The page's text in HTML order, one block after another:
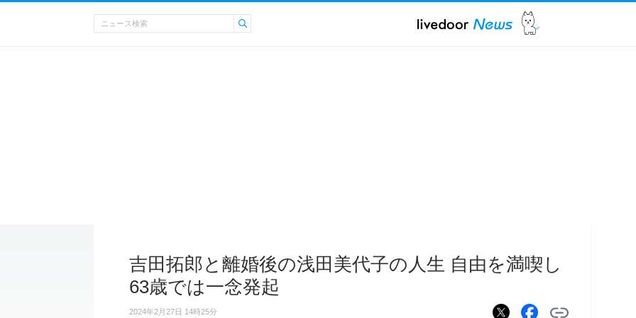
吉田拓郎と離婚後の浅田美代子の人生 自由を満喫し
63歳では一念発起
2024年2月27日 14時25分